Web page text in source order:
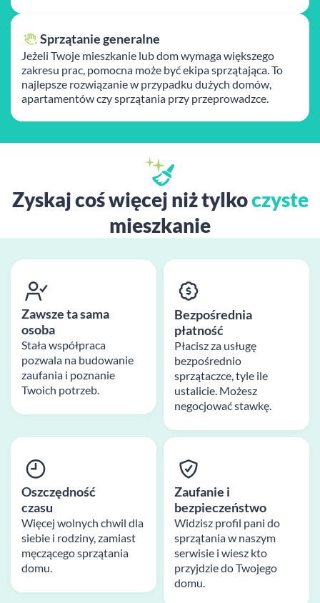
Sprzątanie generalne
Jeżeli Twoje mieszkanie lub dom wymaga większego
zakresu prac, pomocna może być ekipa sprzątająca. To
najlepsze rozwiązanie w przypadku dużych domów,
apartamentów czy sprzątania przy przeprowadzce.
Zyskaj coś więcej niż tylkoczyste
mieszkanie
Zawsze ta sama
osoba
Stała współpraca
pozwala na budowanie
zaufania i poznanie
Twoich potrzeb.
Oszczędność
czasu
Więcej wolnych chwil dla
siebie i rodziny, zamiast
męczącego sprzątania
domu.
Bezpośrednia
płatność
Płacisz za usługę
bezpośrednio
sprzątaczce, tyle ile
ustalicie. Możesz
negocjować stawkę.
Zaufanie i
bezpieczeństwo
Widzisz profil pani do
sprzątania w naszym
serwisie i wiesz kto
przyjdzie do Twojego
domu.